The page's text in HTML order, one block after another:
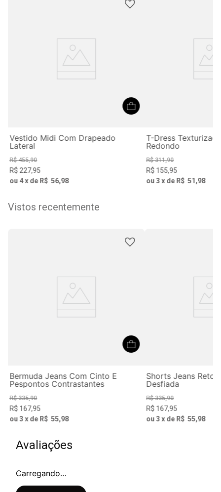
Vestido Midi Com Drapeado
Lateral
R$ 455,90
R$ 227,95
ou 4x de R$ 56,98
T-Dress
Redondo
R$ 311,90
R$ 155,95
ou 3 x de R$ 51,98
Vistos recentemente
Bermuda Jeans Com Cinto E
Pespontos Contrastantes
R$ 335,90
R$ 167,95
ou3x de R$ 55,98
Shorts Jeans Reto
Desfiada
R$ 335,90
R$ 167,95
ou 3 x de R$ 55,98
Avaliações
Carregando…